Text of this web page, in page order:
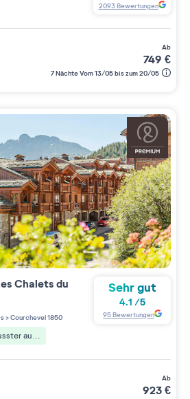
2093Bewertungen
ab
749 €
7 Nächte Vom 13/05 bis zum 20/05
Chalets du
>Courchevel 1850
Verantwortungsbewusster aufenthalt
Sehr gut
4.1 /5
95Bewertungen
ab
923€